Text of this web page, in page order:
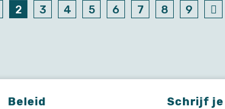
2 3 4 5 6 7 8 9
Beleid Schrijf je